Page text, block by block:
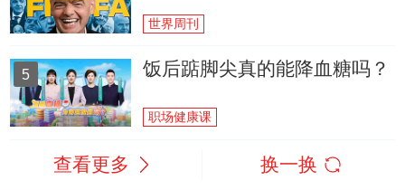
世界周刊
5 饭后踮脚尖真的能降血糖吗？
职场健康课
查看更多 换一换